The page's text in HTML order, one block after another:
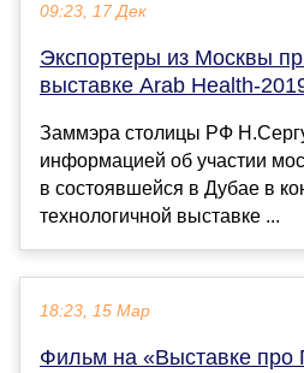
09:23, 17 Дек
Экспортеры из Москвы
выставке Arab Health-
Заммэра столицы РФ
информацией об участии
в состоявшейся в Дубае в
технологичной выставке ...
18:23, 15 Мар
Фильм на «Выставке